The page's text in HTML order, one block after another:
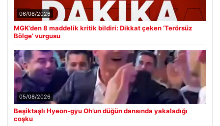
06/08/2026
MGK’den 8 maddelik kritik bildiri: Dikkat çeken ‘Terörsüz
Bölge’ vurgusu
05/08/2026
Beşiktaşlı Hyeon-gyu Oh’un düğün dansında yakaladığı
coşku